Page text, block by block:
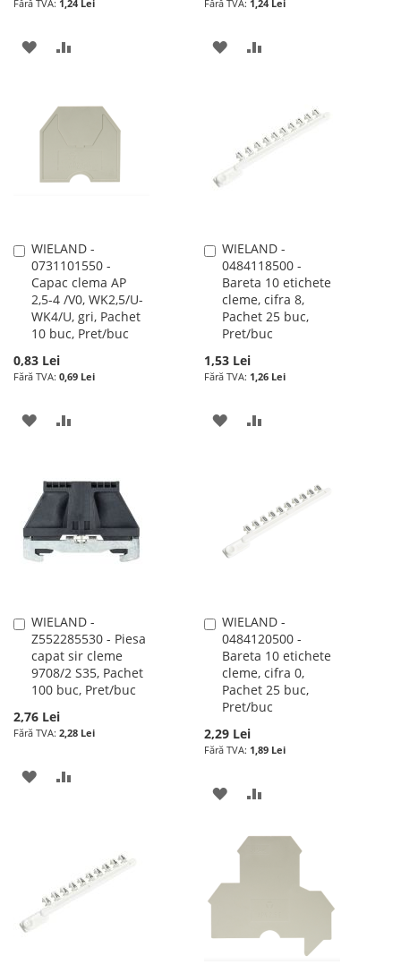
1,24 Lei
ADAUGATI
LISTA
DORINTE
COMPARARE
1,24 Lei
ADAUGATI
DORINTE
COMPARARE
WIELAND -
0731101550 -
Capac clema AP
2,5-4 /V0, WK2,5/U-
WK4/U, gri, Pachet
10 buc, Pret/buc
0,83 Lei
0,69 Lei
Adauga
în
cos
ADAUGATI
LISTA
DE
DORINTE
COMPARARE
WIELAND -
0484118500 -
Bareta 10 etichete
cleme, cifra 8,
Pachet 25 buc,
Pret/buc
1,53 Lei
1,26 Lei
Adauga
în
cos
ADAUGATI
DORINTE
WIELAND -
Z552285530 - Piesa
capat sir cleme
9708/2 S35, Pachet
100 buc, Pret/buc
2,76 Lei
2,28 Lei
Adauga
în
cos
ADAUGATI
DORINTE
WIELAND -
0484120500 -
Bareta 10 etichete
cleme, cifra 0,
Pachet 25 buc,
Pret/buc
2,29 Lei
1,89 Lei
Adauga
în
cos
ADAUGATI
LISTA
DE
COMPARARE